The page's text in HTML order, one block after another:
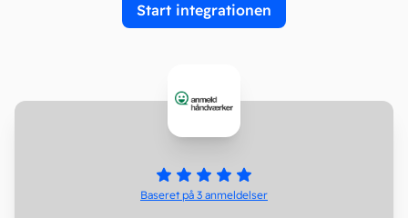
Start integrationen
Baseret på 3 anmeldelser